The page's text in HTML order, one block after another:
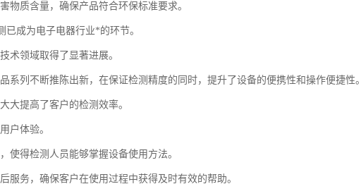
物质含量，确保产品符合环保标准要求。
已成为电子电器行业*的环节。
术领域取得了显著进展。
系列不断推陈出新，在保证检测精度的同时，提升了设备的便携性和操作便捷性。
大提高了客户的检测效率。
户体验。
使得检测人员能够掌握设备使用方法。
服务，确保客户在使用过程中获得及时有效的帮助。